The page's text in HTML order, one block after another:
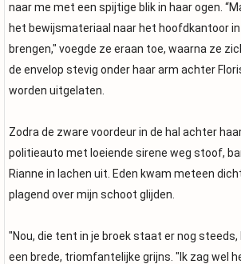
naar me met een spijtige blik in haar ogen.
het bewijsmateriaal naar het hoofdkantoor in
brengen," voegde ze eraan toe, waarna ze
de envelop stevig onder haar arm achter
worden uitgelaten.
Zodra de zware voordeur in de hal achter
politieauto met loeiende sirene weg stoof,
Rianne in lachen uit. Eden kwam meteen
plagend over mijn schoot glijden.
"Nou, die tent in je broek staat er nog steeds,
een brede, triomfantelijke grijns. "Ik zag wel